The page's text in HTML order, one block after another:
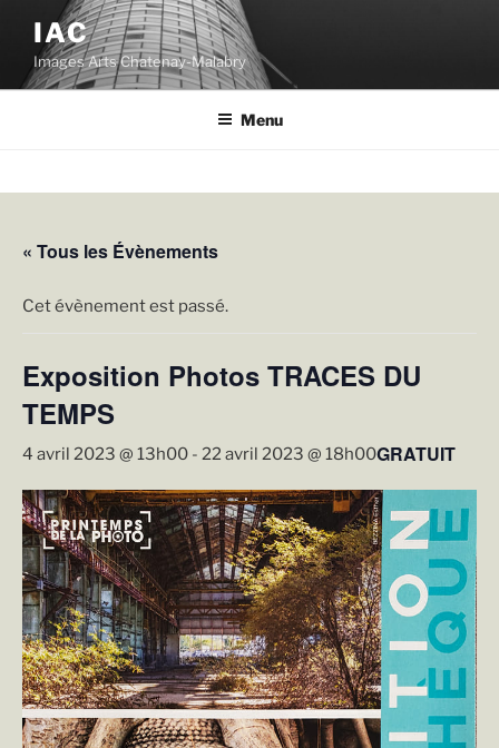
contenu
principal
IAC
Images Arts Chatenay-Malabry
Menu
« Tous les Évènements
Cet évènement est passé.
Exposition Photos TRACES DU
TEMPS
4 avril 2023 @ 13h00 - 22 avril 2023 @ 18h00GRATUIT